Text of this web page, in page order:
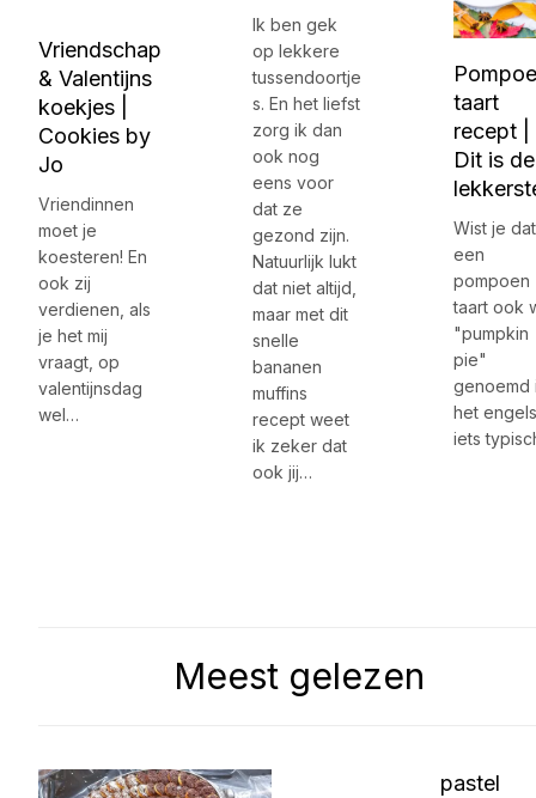
Vriendschap
& Valentijns
koekjes |
Cookies by
Jo
Vriendinnen
moet je
koesteren! En
ook zij
verdienen, als
je het mij
vraagt, op
valentijnsdag
wel…
Ik ben gek
op lekkere
tussendoortje
s. En het liefst
zorg ik dan
ook nog
eens voor
dat ze
gezond zijn.
Natuurlijk lukt
dat niet altijd,
maar met dit
snelle
bananen
muffins
recept weet
ik zeker dat
ook jij…
taart
recept |
Dit is de
Wist je dat
een
pompoen
taart ook
"pumpkin
pie"
genoemd
het
iets
Meest gelezen
pastel